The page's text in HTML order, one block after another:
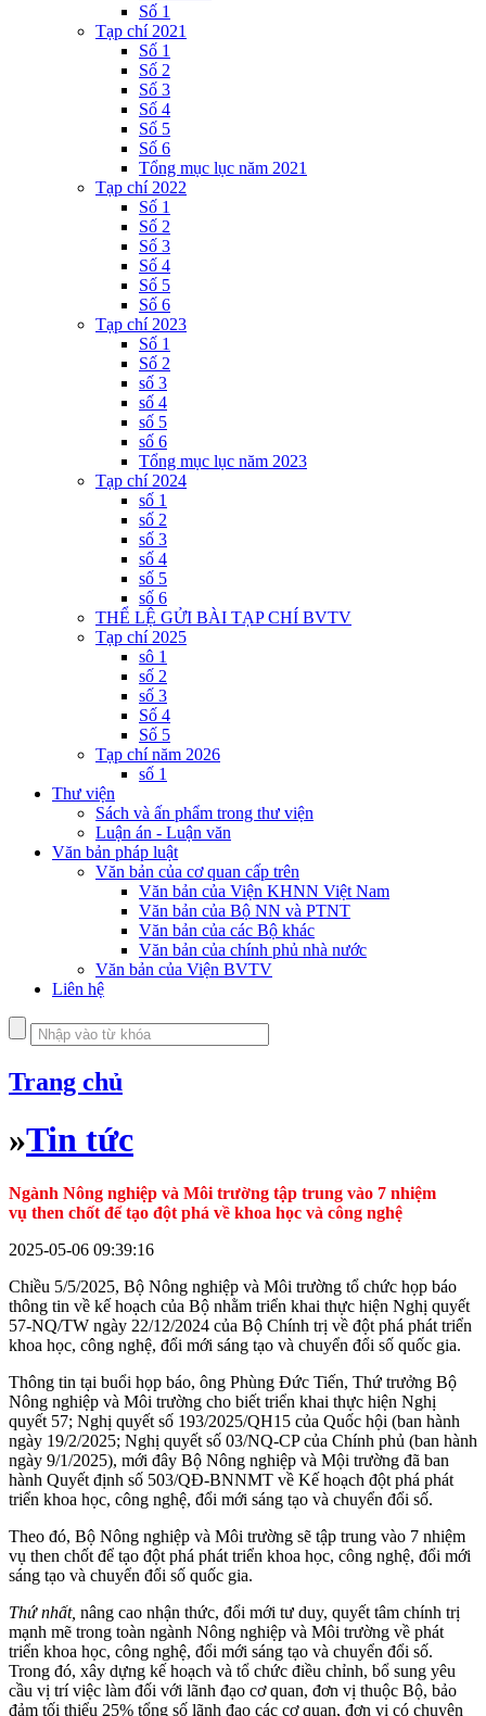
Số 1
Tạp chí 2021
Số 1
Số 2
Số 3
Số 4
Số 5
Số 6
Tổng mục lục năm 2021
Tạp chí 2022
Số 1
Số 2
Số 3
Số 4
Số 5
Số 6
Tạp chí 2023
Số 1
Số 2
số 3
số 4
số 5
số 6
Tổng mục lục năm 2023
Tạp chí 2024
số 1
số 2
số 3
số 4
số 5
số 6
THỂ LỆ GỬI BÀI TẠP CHÍ BVTV
Tạp chí 2025
sô 1
số 2
số 3
Số 4
Số 5
Tạp chí năm 2026
số 1
Thư viện
Sách và ấn phẩm trong thư viện
Luận án - Luận văn
Văn bản pháp luật
Văn bản của cơ quan cấp trên
Văn bản của Viện KHNN Việt Nam
Văn bản của Bộ NN và PTNT
Văn bản của các Bộ khác
Văn bản của chính phủ nhà nước
Văn bản của Viện BVTV
Liên hệ
Trang chủ
»Tin tức
Ngành Nông nghiệp và Môi trường tập trung vào 7 nhiệm
vụ then chốt để tạo đột phá về khoa học và công nghệ
2025-05-06 09:39:16
Chiều 5/5/2025, Bộ Nông nghiệp và Môi trường tổ chức họp báo
thông tin về kế hoạch của Bộ nhằm triển khai thực hiện Nghị quyết
57-NQ/TW ngày 22/12/2024 của Bộ Chính trị về đột phá phát triển
khoa học, công nghệ, đổi mới sáng tạo và chuyển đổi số quốc gia.
Thông tin tại buổi họp báo, ông Phùng Đức Tiến, Thứ trưởng Bộ
Nông nghiệp và Môi trường cho biết triển khai thực hiện Nghị
quyết 57; Nghị quyết số 193/2025/QH15 của Quốc hội (ban hành
ngày 19/2/2025; Nghị quyết số 03/NQ-CP của Chính phủ (ban hành
ngày 9/1/2025), mới đây Bộ Nông nghiệp và Mội trường đã ban
hành Quyết định số 503/QĐ-BNNMT về Kế hoạch đột phá phát
triển khoa học, công nghệ, đổi mới sáng tạo và chuyển đổi số.
Theo đó, Bộ Nông nghiệp và Môi trường sẽ tập trung vào 7 nhiệm
vụ then chốt để tạo đột phá phát triển khoa học, công nghệ, đổi mới
sáng tạo và chuyển đổi số quốc gia.
Thứ nhất, nâng cao nhận thức, đổi mới tư duy, quyết tâm chính trị
mạnh mẽ trong toàn ngành Nông nghiệp và Môi trường về phát
triển khoa học, công nghệ, đổi mới sáng tạo và chuyển đổi số.
Trong đó, xây dựng kế hoạch và tổ chức điều chỉnh, bổ sung yêu
cầu vị trí việc làm đối với lãnh đạo cơ quan, đơn vị thuộc Bộ, bảo
đảm tối thiểu 25% tổng số lãnh đạo các cơ quan, đơn vị có chuyên